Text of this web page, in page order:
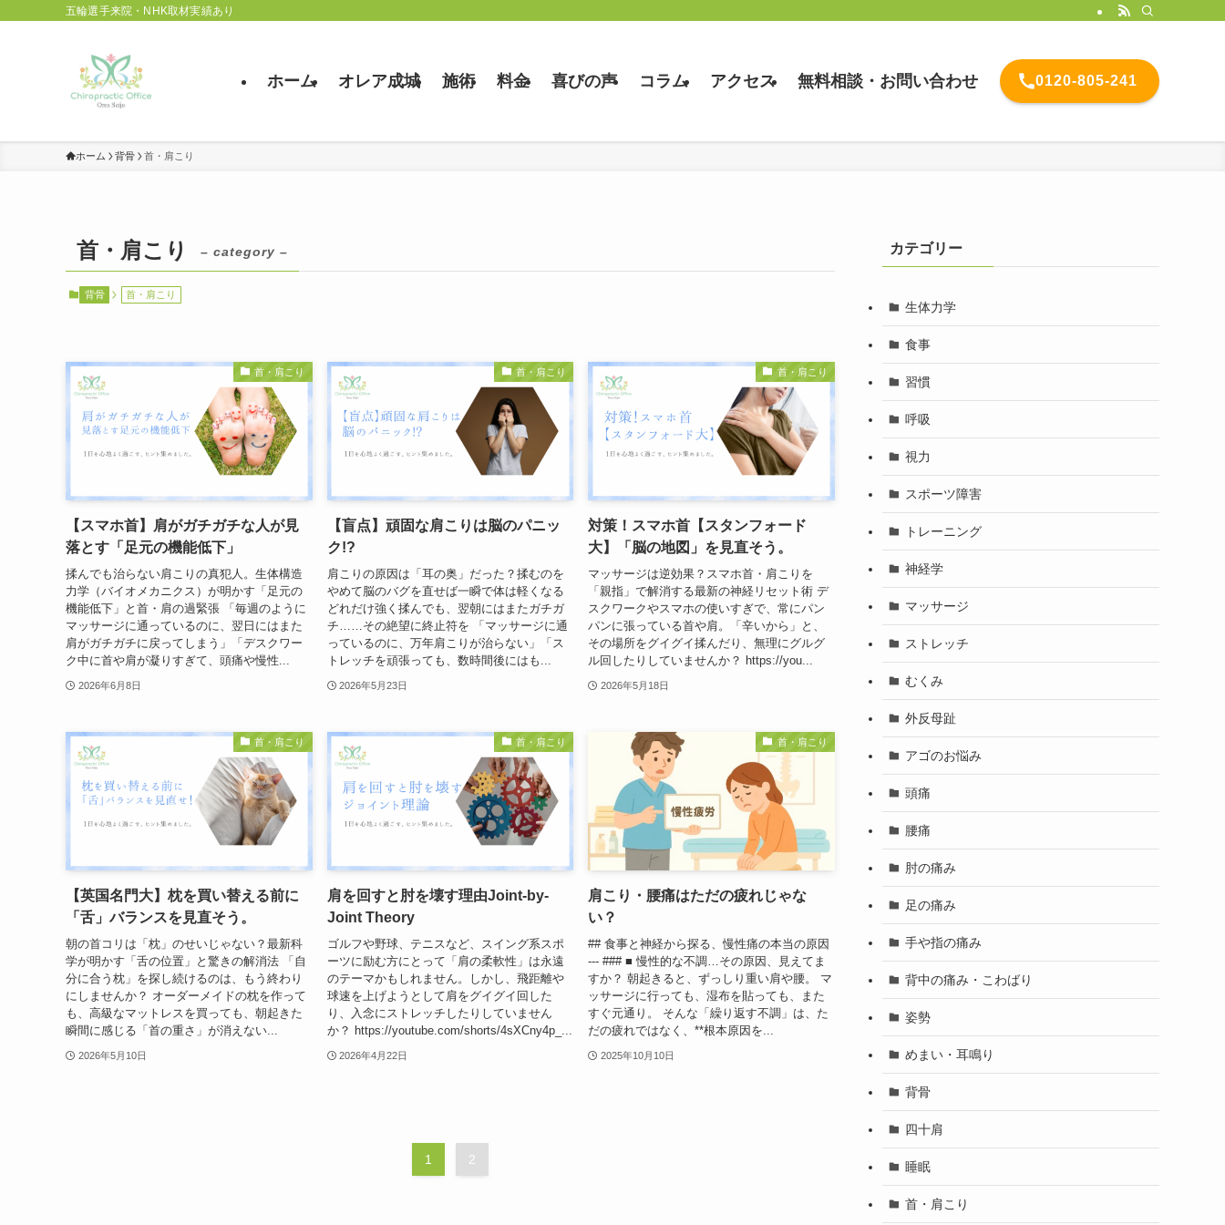
五輪選手来院・NHK取材実績あり
ホーム オレア成城 施術 料金 喜びの声 コラム アクセス 無料相談・お問い合わせ 0120-805-241
ホーム 背骨 首・肩こり
首・肩こり – category –
背骨 首・肩こり
首・肩こり
【スマホ首】肩がガチガチな人が見
落とす「足元の機能低下」
揉んでも治らない肩こりの真犯人。生体構造
力学（バイオメカニクス）が明かす「足元の
機能低下」と首・肩の過緊張 「毎週のように
マッサージに通っているのに、翌日にはまた
肩がガチガチに戻ってしまう」「デスクワー
ク中に首や肩が凝りすぎて、頭痛や慢性...
2026年6月8日
首・肩こり
【盲点】頑固な肩こりは脳のパニッ
ク!?
肩こりの原因は「耳の奥」だった？揉むのを
やめて脳のバグを直せば一瞬で体は軽くなる
どれだけ強く揉んでも、翌朝にはまたガチガ
チ……その絶望に終止符を 「マッサージに通
っているのに、万年肩こりが治らない」「ス
トレッチを頑張っても、数時間後にはも...
2026年5月23日
首・肩こり
対策！スマホ首【スタンフォード
大】「脳の地図」を見直そう。
マッサージは逆効果？スマホ首・肩こりを
「親指」で解消する最新の神経リセット術 デ
スクワークやスマホの使いすぎで、常にパン
パンに張っている首や肩。「辛いから」と、
その場所をグイグイ揉んだり、無理にグルグ
ル回したりしていませんか？ https://you...
2026年5月18日
首・肩こり
【英国名門大】枕を買い替える前に
「舌」バランスを見直そう。
朝の首コリは「枕」のせいじゃない？最新科
学が明かす「舌の位置」と驚きの解消法 「自
分に合う枕」を探し続けるのは、もう終わり
にしませんか？ オーダーメイドの枕を作って
も、高級なマットレスを買っても、朝起きた
瞬間に感じる「首の重さ」が消えない...
2026年5月10日
首・肩こり
肩を回すと肘を壊す理由Joint-by-
Joint Theory
ゴルフや野球、テニスなど、スイング系スポ
ーツに励む方にとって「肩の柔軟性」は永遠
のテーマかもしれません。しかし、飛距離や
球速を上げようとして肩をグイグイ回した
り、入念にストレッチしたりしていません
か？ https://youtube.com/shorts/4sXCny4p_...
2026年4月22日
首・肩こり
肩こり・腰痛はただの疲れじゃな
い？
## 食事と神経から探る、慢性痛の本当の原因
--- ### ■ 慢性的な不調…その原因、見えてま
すか？ 朝起きると、ずっしり重い肩や腰。 マ
ッサージに行っても、湿布を貼っても、また
すぐ元通り。 そんな「繰り返す不調」は、た
だの疲れではなく、**根本原因を...
2025年10月10日
1 2
カテゴリー
生体力学
食事
習慣
呼吸
視力
スポーツ障害
トレーニング
神経学
マッサージ
ストレッチ
むくみ
外反母趾
アゴのお悩み
頭痛
腰痛
肘の痛み
足の痛み
手や指の痛み
背中の痛み・こわばり
姿勢
めまい・耳鳴り
背骨
四十肩
睡眠
首・肩こり